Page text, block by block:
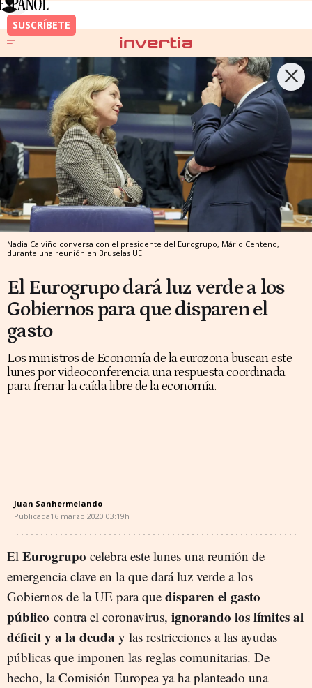
Nadia Calviño conversa con el presidente del Eurogrupo, Mário Centeno,
durante una reunión en Bruselas UE
El Eurogrupo dará luz verde a los
Gobiernos para que disparen el
gasto
Los ministros de Economía de la eurozona buscan este
lunes por videoconferencia una respuesta coordinada
para frenar la caída libre de la economía.
Juan Sanhermelando
Publicada16 marzo 2020 03:19h
El Eurogrupo celebra este lunes una reunión de
emergencia clave en la que dará luz verde a los
Gobiernos de la UE para que disparen el gasto
público contra el coronavirus, ignorando los límites al
déficit y a la deuda y las restricciones a las ayudas
públicas que imponen las reglas comunitarias. De
hecho, la Comisión Europea ya ha planteado una